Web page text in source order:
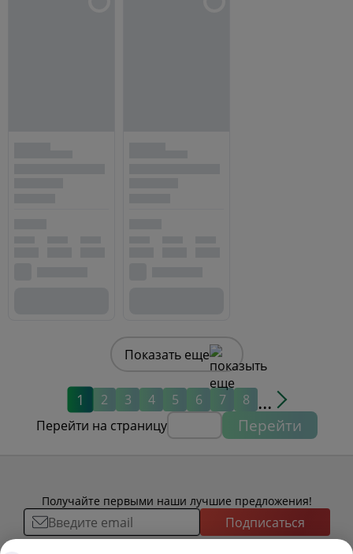
Показать еще
1 2 3 4 5 6 7 8 ...
Перейти на страницу Перейти
Получайте первыми наши лучшие предложения!
Подписаться